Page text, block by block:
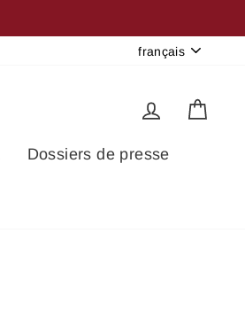
Langue
français
Se
Dossiers de presse